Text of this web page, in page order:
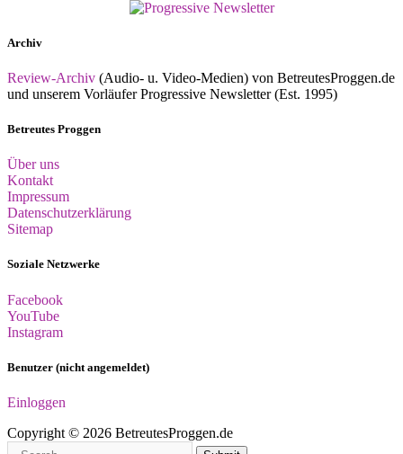
Archiv
Review-Archiv (Audio- u. Video-Medien) von BetreutesProggen.de
und unserem Vorläufer Progressive Newsletter (Est. 1995)
Betreutes Proggen
Über uns
Kontakt
Impressum
Datenschutzerklärung
Sitemap
Soziale Netzwerke
Facebook
YouTube
Instagram
Benutzer (nicht angemeldet)
Einloggen
Copyright © 2026 BetreutesProggen.de